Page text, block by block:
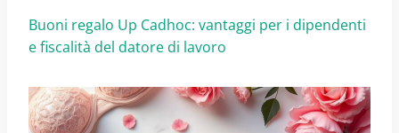
Buoni regalo Up Cadhoc: vantaggi per i dipendenti
e fiscalità del datore di lavoro